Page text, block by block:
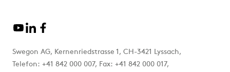
Swegon AG, Kernenriedstrasse 1, CH-3421 Lyssach,
Telefon: +41 842 000 007, Fax: +41 842 000 017,